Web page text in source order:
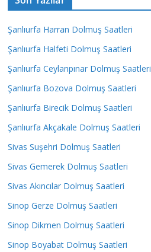
Şanlıurfa Harran Dolmuş Saatleri
Şanlıurfa Halfeti Dolmuş Saatleri
Şanlıurfa Ceylanpınar Dolmuş Saatleri
Şanlıurfa Bozova Dolmuş Saatleri
Şanlıurfa Birecik Dolmuş Saatleri
Şanlıurfa Akçakale Dolmuş Saatleri
Sivas Suşehri Dolmuş Saatleri
Sivas Gemerek Dolmuş Saatleri
Sivas Akıncılar Dolmuş Saatleri
Sinop Gerze Dolmuş Saatleri
Sinop Dikmen Dolmuş Saatleri
Sinop Boyabat Dolmuş Saatleri